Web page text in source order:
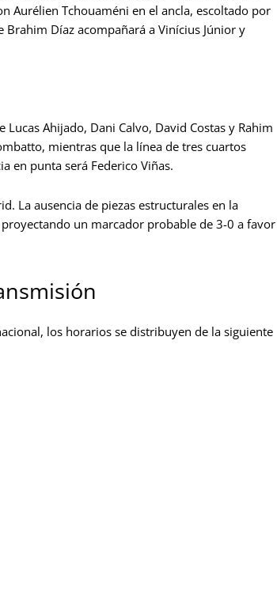
Aurélien Tchouaméni en el ancla, escoltado por
Brahim Díaz acompañará a Vinícius Júnior y
Ahijado, Dani Calvo, David Costas y Rahim
mientras que la línea de tres cuartos
en punta será Federico Viñas.
La ausencia de piezas estructurales en la
un marcador probable de 3-0 a favor
los horarios se distribuyen de la siguiente